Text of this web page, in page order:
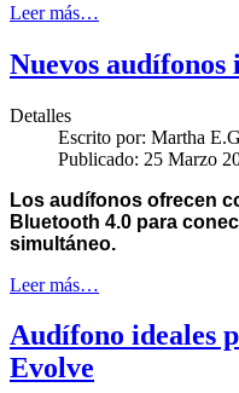
Leer más…
Nuevos
Detalles
Escrito por: Martha
Publicado: 25 Marzo
Los audífonos ofrecen
Bluetooth 4.0 para
simultáneo.
Leer más…
Audífono ideales
Evolve